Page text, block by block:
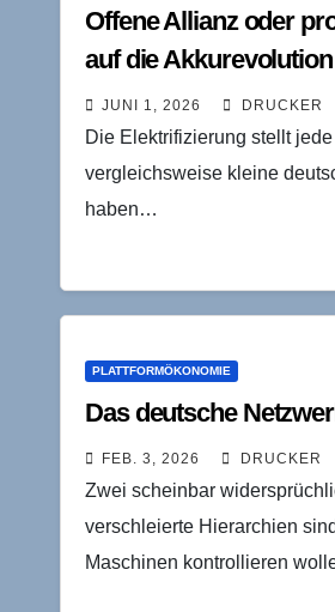
Offene Allianz oder
auf die Akkurevolution
JUNI 1, 2026 DRUCKER
Die Elektrifizierung stellt
vergleichsweise kleine
haben…
PLATTFORMÖKONOMIE
Das deutsche
FEB. 3, 2026 DRUCKER
Zwei scheinbar
verschleierte Hierarchien
Maschinen kontrollieren